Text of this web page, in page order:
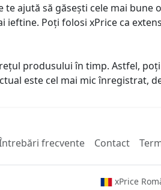
ajută să găsești cele mai
Poți folosi xPrice ca
produsului în timp. Astfel,
este cel mai mic înregistrat,
frecvente Contact
xPrice